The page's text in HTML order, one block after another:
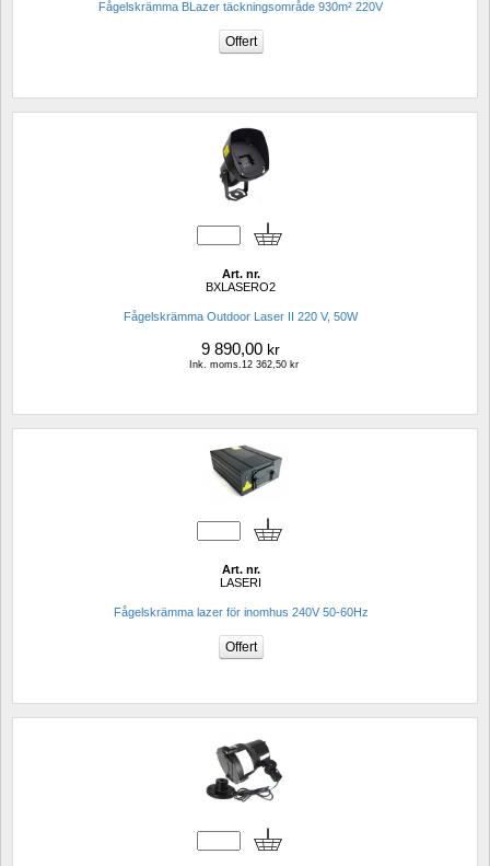
Fågelskrämma BLazer täckningsområde 930m² 220V
Art. nr.
BXLASERO2
Fågelskrämma Outdoor Laser II 220 V, 50W
9 890,00 kr
Ink. moms.12 362,50 kr
Art. nr.
LASERI
Fågelskrämma lazer för inomhus 240V 50-60Hz